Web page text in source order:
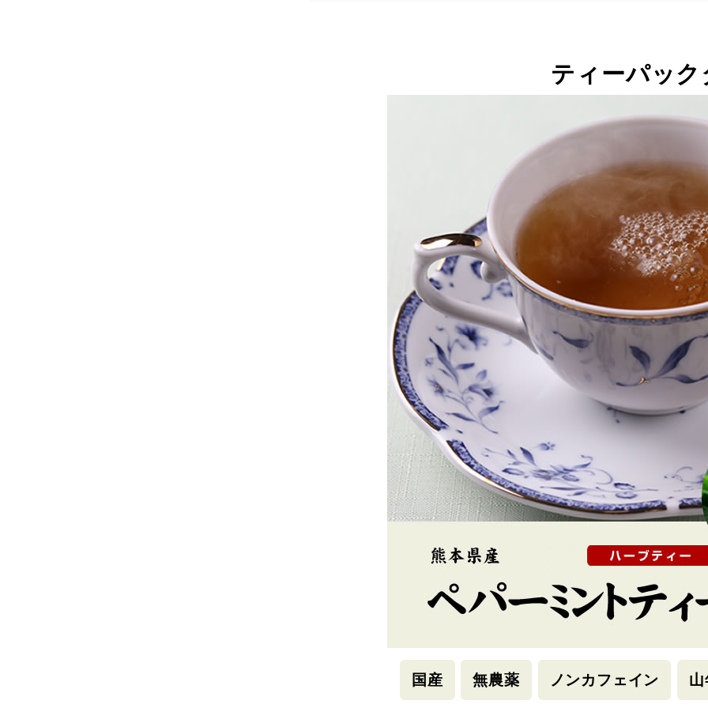
ティーパッ
国産 無農薬 ノンカフェイン